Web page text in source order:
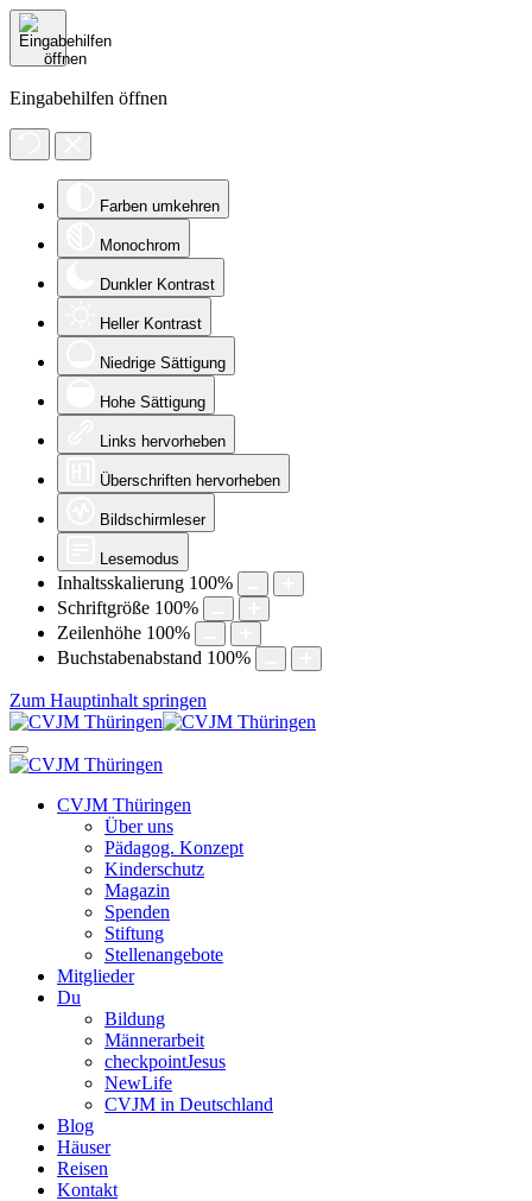
Eingabehilfen öffnen
Farben umkehren
Monochrom
Dunkler Kontrast
Heller Kontrast
Niedrige Sättigung
Hohe Sättigung
Links hervorheben
Überschriften hervorheben
Bildschirmleser
Lesemodus
Inhaltsskalierung 100%
Schriftgröße 100%
Zeilenhöhe 100%
Buchstabenabstand 100%
Zum Hauptinhalt springen
CVJM Thüringen
Über uns
Pädagog. Konzept
Kinderschutz
Magazin
Spenden
Stiftung
Stellenangebote
Mitglieder
Du
Bildung
Männerarbeit
checkpointJesus
NewLife
CVJM in Deutschland
Blog
Häuser
Reisen
Kontakt